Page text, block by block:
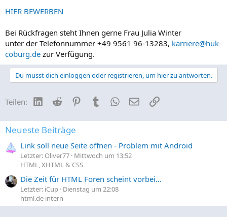
HIER BEWERBEN
Bei Rückfragen steht Ihnen gerne Frau Julia Winter
unter der Telefonnummer +49 9561 96-13283, karriere@huk-
coburg.de zur Verfügung.
Du musst dich einloggen oder registrieren, um hier zu antworten.
Teilen: LinkedIn
Reddit PinterestTumblrWhatsApp
E-MailLink
Neueste Beiträge
Link soll neue Seite öffnen - Problem mit Android
Letzter: Oliver77 Mittwoch um 13:52
HTML, XHTML & CSS
Die Zeit für HTML Foren scheint vorbei...
Letzter: iCup Dienstag um 22:08
html.de intern